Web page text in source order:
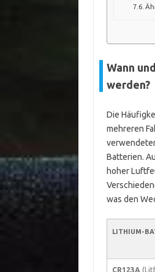
Wann
werden?
Die
mehreren
Batterien.
hoher
was den
LITHIUM-
CR123A